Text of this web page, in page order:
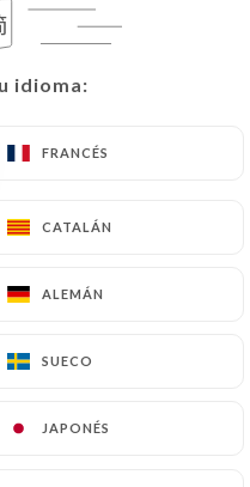
idioma:
FRANCÉS
CATALÁN
ALEMÁN
SUECO
JAPONÉS
idioma:
FRANCÉS
CATALÁN
ALEMÁN
SUECO
JAPONÉS